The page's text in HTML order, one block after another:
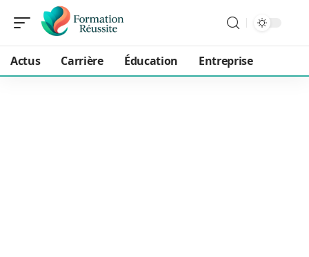
Actus Carrière Éducation Entreprise